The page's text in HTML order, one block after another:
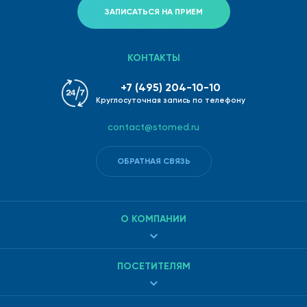
ЗАПИСАТЬСЯ НА ПРИЕМ
О КОМПАНИИ
ПОСЕТИТЕЛЯМ
КОНТАКТЫ
+7 (495) 204-10-10
Круглосуточная запись по телефону
contact@stomed.ru
ОБРАТНАЯ СВЯЗЬ